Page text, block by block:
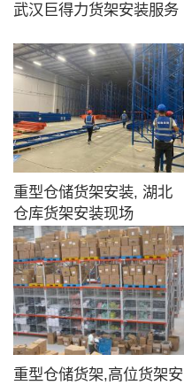
武汉巨得力货架安装服务
重型仓储货架安装, 湖北
仓库货架安装现场
重型仓储货架,高位货架安